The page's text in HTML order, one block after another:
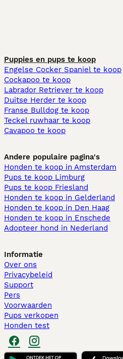
Puppies en pups te koop
Engelse Cocker Spaniel te koop
Cockapoo te koop
Labrador Retriever te koop
Duitse Herder te koop
Franse Bulldog te koop
Teckel ruwhaar te koop
Cavapoo te koop
Andere populaire pagina's
Honden te koop in Amsterdam
Pups te koop Limburg​
Pups te koop Friesland​
Honden te koop in Gelderland
Honden te koop in Den Haag
Honden te koop in Enschede
Adopteer hond in Nederland
Informatie
Over ons
Privacybeleid
Support
Pers
Voorwaarden
Pups verkopen
Honden test